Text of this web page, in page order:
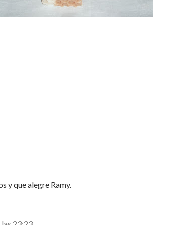
y que alegre Ramy.